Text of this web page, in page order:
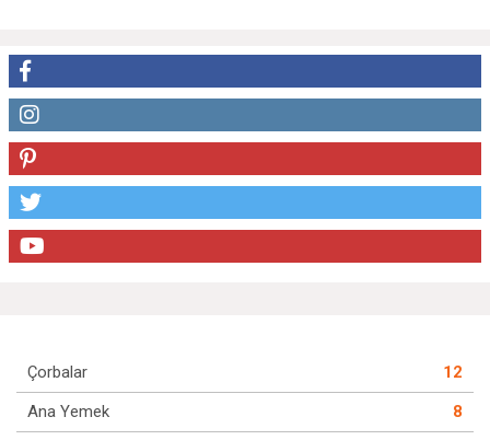
Çorbalar
12
Ana Yemek
8